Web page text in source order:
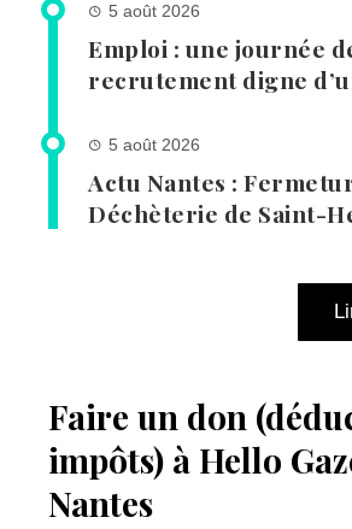
5 août 2026
Emploi : une journée
recrutement digne
5 août 2026
Actu Nantes :
Déchèterie de Saint-
Faire un don
impôts) à Hello
Nantes